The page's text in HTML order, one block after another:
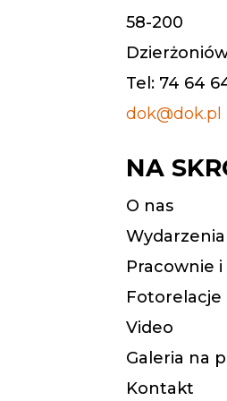
58-200
Tel: 74 64
dok@dok.pl
NA
O nas
Wydarzenia
Pracownie i
Fotorelacje
Video
Galeria na
Kontakt